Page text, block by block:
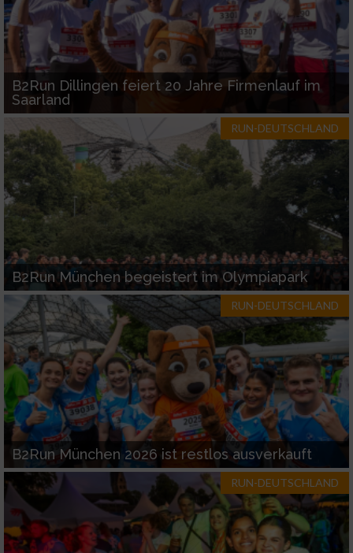
B2Run Dillingen feiert 20 Jahre Firmenlauf im
Saarland
RUN-DEUTSCHLAND
B2Run München begeistert im Olympiapark
RUN-DEUTSCHLAND
B2Run München 2026 ist restlos ausverkauft
RUN-DEUTSCHLAND